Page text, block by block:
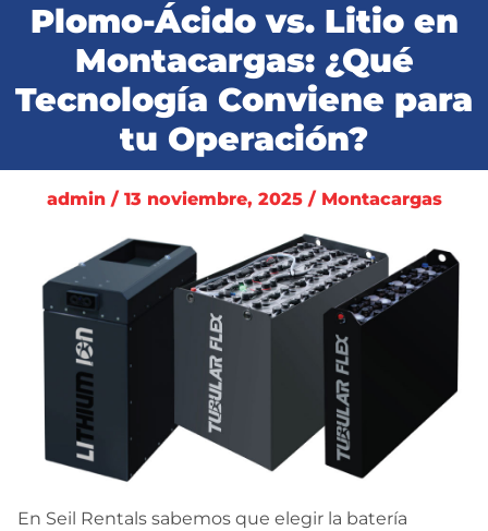
Certificaciones
Blog
Plomo-Ácido vs. Litio en
Montacargas: ¿Qué
Tecnología Conviene para
tu Operación?
admin / 13 noviembre, 2025 / Montacargas
En Seil Rentals sabemos que elegir la batería